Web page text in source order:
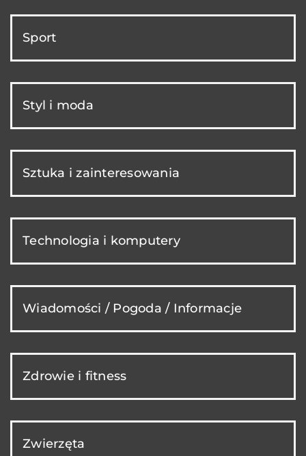
Sport
Styl i moda
Sztuka i zainteresowania
Technologia i komputery
Wiadomości / Pogoda / Informacje
Zdrowie i fitness
Zwierzęta